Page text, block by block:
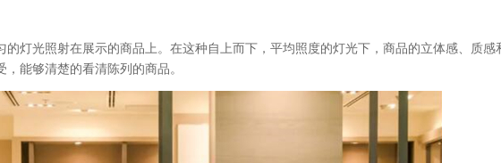
的灯光照射在展示的商品上。在这种自上而下，平均照度的灯光下，商品的立体感、质感
能够清楚的看清陈列的商品。